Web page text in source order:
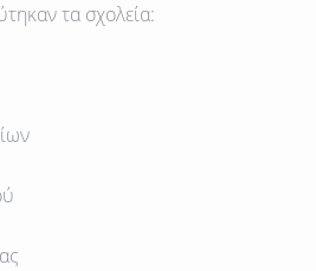
τα σχολεία: